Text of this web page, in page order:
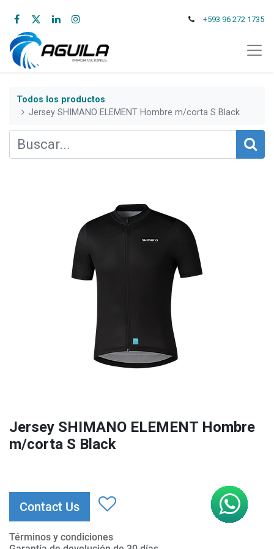
+593 96 272 1735
Todos los productos
Jersey SHIMANO ELEMENT Hombre m/corta S Black
Jersey SHIMANO ELEMENT Hombre
m/corta S Black
Contact Us
Términos y condiciones